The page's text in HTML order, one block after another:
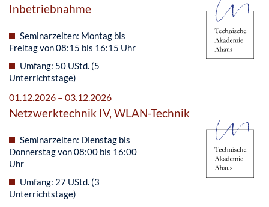
Inbetriebnahme
Seminarzeiten: Montag bis
Freitag von 08:15 bis 16:15 Uhr
Umfang: 50 UStd. (5
Unterrichtstage)
01.12.2026 – 03.12.2026
Netzwerktechnik IV, WLAN-Technik
Seminarzeiten: Dienstag bis
Donnerstag von 08:00 bis 16:00
Uhr
Umfang: 27 UStd. (3
Unterrichtstage)